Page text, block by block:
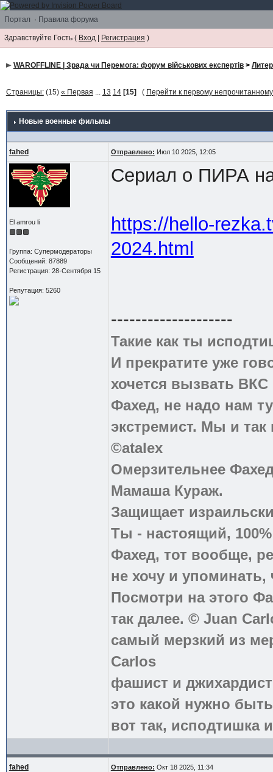
Портал · Правила форума
Здравствуйте Гость ( Вход | Регистрация )
WAROFFLINE | Зрада чи Перемога: форум військових експертів>
Страницы:(15) « Первая ... 13 14 [15] ( Перейти к первому
Новые военные фильмы
fahed Отправлено: Июл 10 2025, 12:05
El amrou li
Группа: Супермодераторы
Сообщений: 87889
Регистрация: 28-Сентября 15
Репутация: 5260
Сериал о ПИРА
https://hello-
2024.html
--------------------
Такие как ты
И прекратите уже
хочется вызвать
Фахед, не надо нам
экстремист. Мы и
©atalex
Омерзительнее
Мамаша Кураж.
Защищает
Ты - настоящий,
Фахед, тот вообще,
не хочу и
Посмотри на этого
так далее. © Juan
самый мерзкий из
Carlos
фашист и
это какой нужно
вот так, исподтишка
fahed Отправлено: Окт 18 2025, 11:34